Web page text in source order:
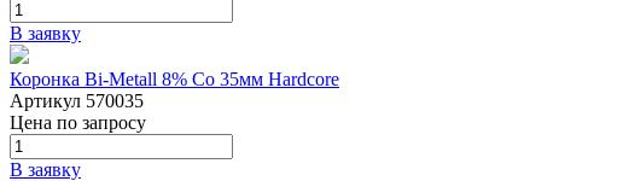
В заявку
Коронка Bi-Metall 8% Co 35мм Hardcore
Артикул 570035
Цена по запросу
В заявку